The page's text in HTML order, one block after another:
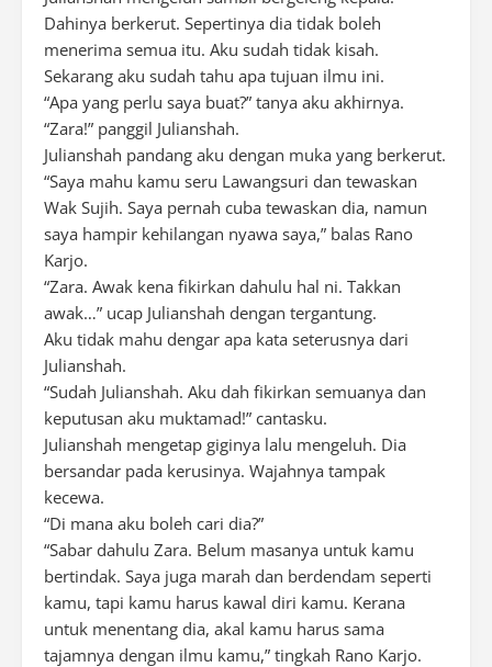
Dahinya berkerut. Sepertinya dia tidak boleh
menerima semua itu. Aku sudah tidak kisah.
Sekarang aku sudah tahu apa tujuan ilmu ini.
“Apa yang perlu saya buat?” tanya aku akhirnya.
“Zara!” panggil Julianshah.
Julianshah pandang aku dengan muka yang berkerut.
“Saya mahu kamu seru Lawangsuri dan tewaskan
Wak Sujih. Saya pernah cuba tewaskan dia, namun
saya hampir kehilangan nyawa saya,” balas Rano
Karjo.
“Zara. Awak kena fikirkan dahulu hal ni. Takkan
awak…” ucap Julianshah dengan tergantung.
Aku tidak mahu dengar apa kata seterusnya dari
Julianshah.
“Sudah Julianshah. Aku dah fikirkan semuanya dan
keputusan aku muktamad!” cantasku.
Julianshah mengetap giginya lalu mengeluh. Dia
bersandar pada kerusinya. Wajahnya tampak
kecewa.
“Di mana aku boleh cari dia?”
“Sabar dahulu Zara. Belum masanya untuk kamu
bertindak. Saya juga marah dan berdendam seperti
kamu, tapi kamu harus kawal diri kamu. Kerana
untuk menentang dia, akal kamu harus sama
tajamnya dengan ilmu kamu,” tingkah Rano Karjo.